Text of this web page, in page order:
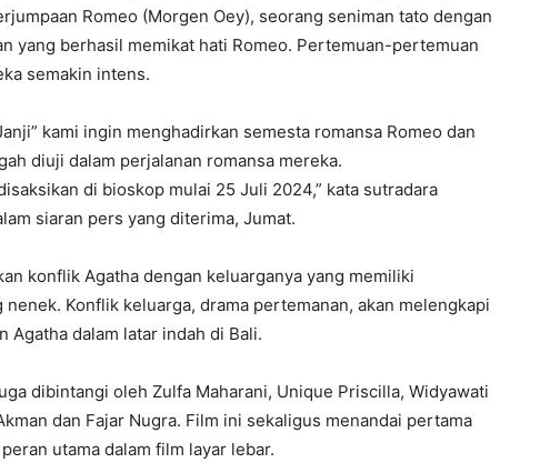
Romeo (Morgen Oey), seorang seniman tato dengan
yang berhasil memikat hati Romeo. Pertemuan-pertemuan
semakin intens.
kami ingin menghadirkan semesta romansa Romeo dan
diuji dalam perjalanan romansa mereka.
di bioskop mulai 25 Juli 2024,” kata sutradara
siaran pers yang diterima, Jumat.
konflik Agatha dengan keluarganya yang memiliki
Konflik keluarga, drama pertemanan, akan melengkapi
Agatha dalam latar indah di Bali.
dibintangi oleh Zulfa Maharani, Unique Priscilla, Widyawati
dan Fajar Nugra. Film ini sekaligus menandai pertama
utama dalam film layar lebar.